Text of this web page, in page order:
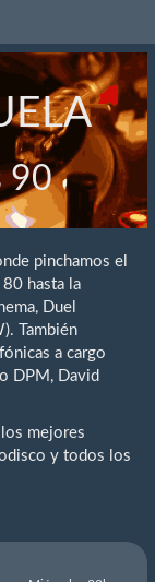
90
pinchamos el
hasta la
Duel
También
a cargo
DPM, David
mejores
y todos los